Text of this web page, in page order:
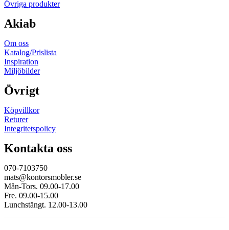
Övriga produkter
Akiab
Om oss
Katalog/Prislista
Inspiration
Miljöbilder
Övrigt
Köpvillkor
Returer
Integritetspolicy
Kontakta oss
070-7103750
mats@kontorsmobler.se
Mån-Tors. 09.00-17.00
Fre. 09.00-15.00
Lunchstängt. 12.00-13.00